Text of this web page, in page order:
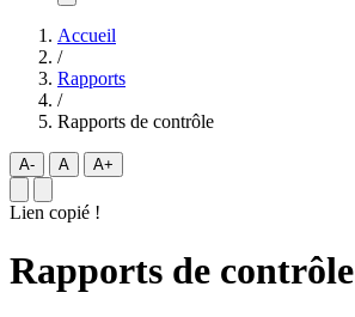
Accueil
/
Rapports
/
Rapports de contrôle
A- A A+
Lien copié !
Rapports de contrôle